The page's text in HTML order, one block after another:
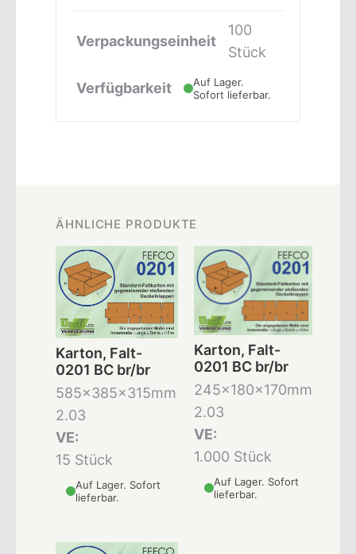
Verpackungseinheit
100
Stück
Verfügbarkeit
Auf Lager.
Sofort lieferbar.
ÄHNLICHE PRODUKTE
Karton, Falt-
0201 BC br/br
585x385x315mm
2.03
VE:
15 Stück
Auf Lager. Sofort
lieferbar.
Karton, Falt-
0201 BC br/br
245x180x170mm
2.03
VE:
1.000 Stück
Auf Lager. Sofort
lieferbar.